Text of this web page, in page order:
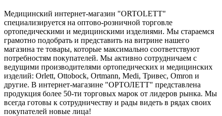
Медицинский интернет-магазин "ORTOLETT"
специализируется на оптово-розничной торговле
ортопедическими и медицинскими изделиями. Мы стараемся
грамотно подобрать и представить на витрине нашего
магазина те товары, которые максимально соответствуют
потребностям покупателей. Мы активно сотрудничаем с
ведущими производителями ортопедических и медицинских
изделий: Orlett, Ottobock, Ortmann, Medi, Тривес, Omron и
другие. В интернет-магазине "ОРТОЛЕТТ" представлена
продукция более 50-ти торговых марок от лидеров рынка. Мы
всегда готовы к сотрудничеству и рады видеть в рядах своих
покупателей новые лица!